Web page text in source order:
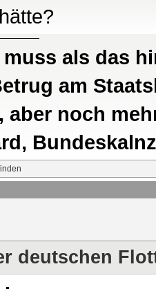
als das
am
aber noch
deutschen